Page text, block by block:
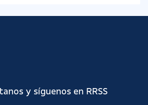
y síguenos en RRSS